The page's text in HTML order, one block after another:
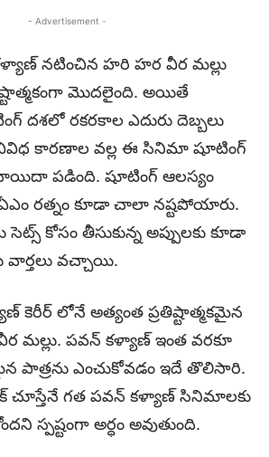
- Advertisement -
నటించిన హరి హర వీర మల్లు
మొదలైంది. అయితే
దశలో రకరకాల ఎదురు దెబ్బలు
కారణాల వల్ల ఈ సినిమా షూటింగ్
వాయిదా పడింది. షూటింగ్ ఆలస్యం
రత్నం కూడా చాలా నష్టపోయారు.
కోసం తీసుకున్న అప్పులకు కూడా
వచ్చాయి.
కెరీర్ లోనే అత్యంత ప్రతిష్టాత్మకమైన
పవన్ కళ్యాణ్ ఇంత వరకూ
పాత్రను ఎంచుకోవడం ఇదే తొలిసారి.
చూస్తేనే గత పవన్ కళ్యాణ్ సినిమాలకు
స్పష్టంగా అర్ధం అవుతుంది.